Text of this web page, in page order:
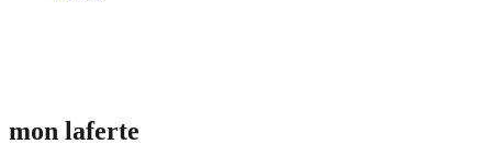
mon laferte